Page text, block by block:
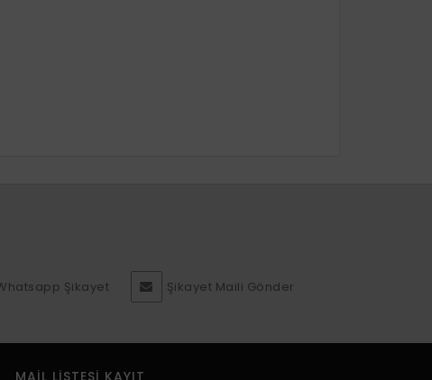
Şikayet Şikayet Maili Gönder
MAIL LISTESI KAYIT